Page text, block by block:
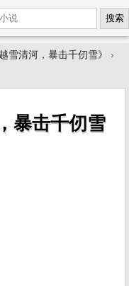
搜索
雪清河，暴击千仞雪》
›
暴击千仞雪